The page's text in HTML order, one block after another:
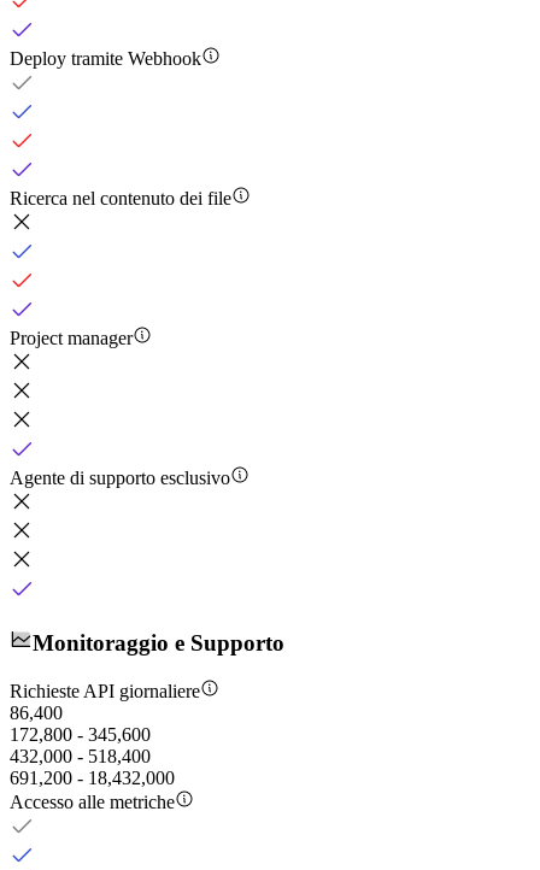
Deploy tramite Webhook
Ricerca nel contenuto dei file
Project manager
Agente di supporto esclusivo
Monitoraggio e Supporto
Richieste API giornaliere
86,400
172,800 - 345,600
432,000 - 518,400
691,200 - 18,432,000
Accesso alle metriche